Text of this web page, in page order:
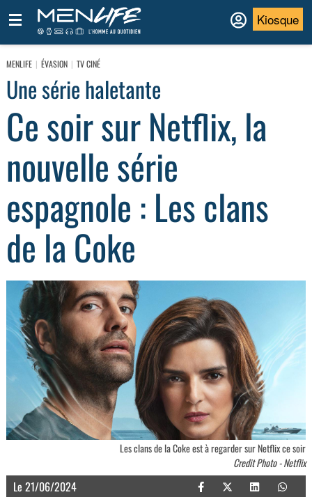
Kiosque
MENLIFE ÉVASION TV CINÉ
Une série haletante
Ce soir sur Netflix, la
nouvelle série
espagnole : Les clans
de la Coke
Les clans de la Coke est à regarder sur Netflix ce soir
Credit Photo - Netflix
Le 21/06/2024